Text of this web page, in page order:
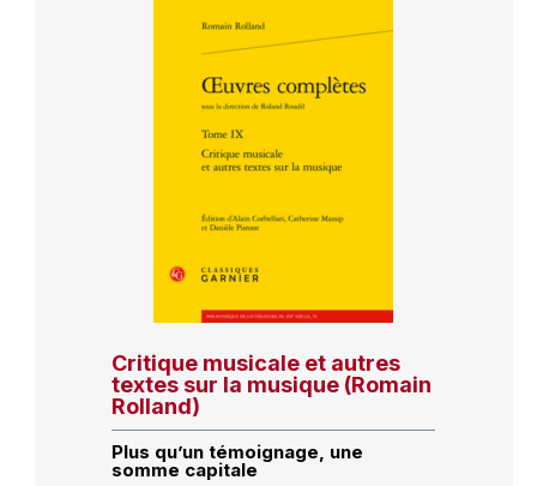
Critique musicale et autres
textes sur la musique (Romain
Rolland)
Plus qu’un témoignage, une
somme capitale